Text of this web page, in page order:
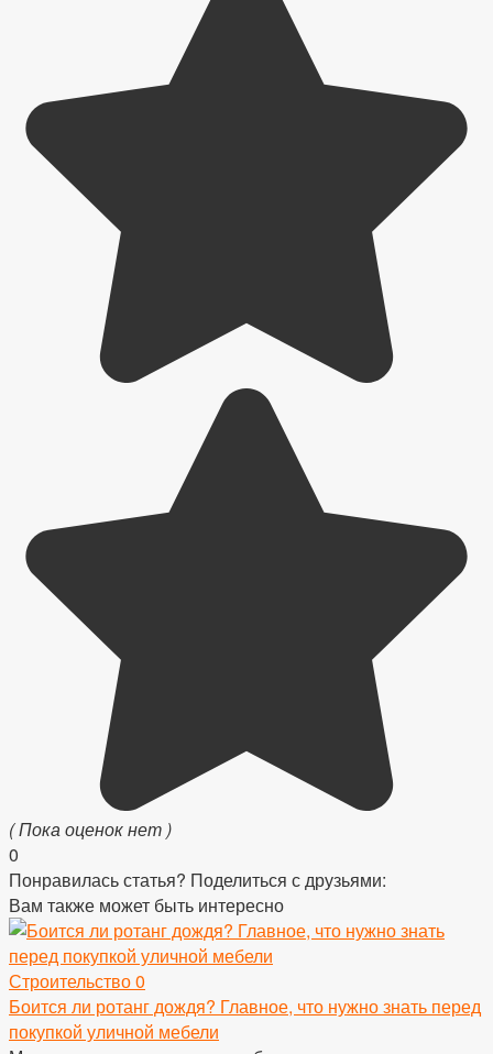
( Пока оценок нет )
0
Понравилась статья? Поделиться с друзьями:
Вам также может быть интересно
Строительство0
Боится ли ротанг дождя? Главное, что нужно знать перед
покупкой уличной мебели